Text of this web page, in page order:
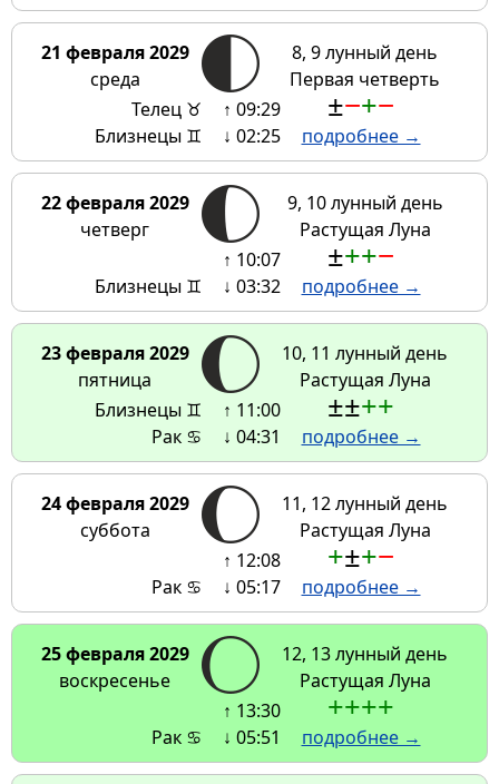
21 февраля 2029
среда
8, 9 лунный день
Первая четверть
Телец ♉
Близнецы ♊
↑ 09:29
↓ 02:25
±−+−
подробнее →
22 февраля 2029
четверг
9, 10 лунный день
Растущая Луна
Близнецы ♊
↑ 10:07
↓ 03:32
±++−
подробнее →
23 февраля 2029
пятница
10, 11 лунный день
Растущая Луна
Близнецы ♊
Рак ♋
↑ 11:00
↓ 04:31
±±++
подробнее →
24 февраля 2029
суббота
11, 12 лунный день
Растущая Луна
Рак ♋
↑ 12:08
↓ 05:17
+±+−
подробнее →
25 февраля 2029
воскресенье
12, 13 лунный день
Растущая Луна
Рак ♋
↑ 13:30
↓ 05:51
++++
подробнее →